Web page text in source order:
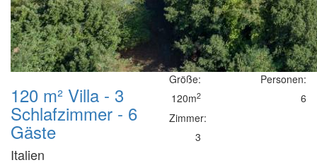
120 m² Villa - 3
Schlafzimmer - 6
Gäste
Italien
Größe:
120m2
Zimmer:
3
Personen:
6